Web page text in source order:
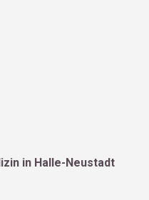
in Halle-Neustadt